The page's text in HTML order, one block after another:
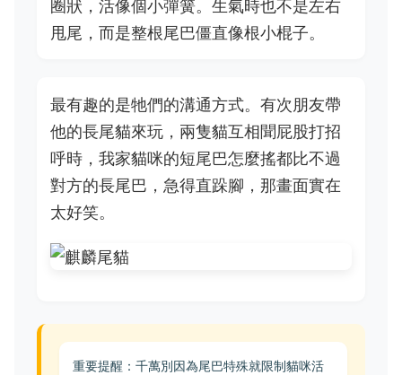
圈狀，活像個小彈簧。生氣時也不是左右
甩尾，而是整根尾巴僵直像根小棍子。
最有趣的是牠們的溝通方式。有次朋友帶
他的長尾貓來玩，兩隻貓互相聞屁股打招
呼時，我家貓咪的短尾巴怎麼搖都比不過
對方的長尾巴，急得直跺腳，那畫面實在
太好笑。
重要提醒：千萬別因為尾巴特殊就限制貓咪活